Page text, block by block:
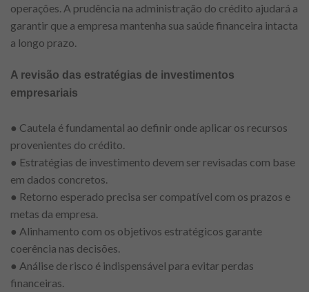
operações. A prudência na administração do crédito ajudará a
garantir que a empresa mantenha sua saúde financeira intacta
a longo prazo.
A revisão das estratégias de investimentos
empresariais
● Cautela é fundamental ao definir onde aplicar os recursos
provenientes do crédito.
● Estratégias de investimento devem ser revisadas com base
em dados concretos.
● Retorno esperado precisa ser compatível com os prazos e
metas da empresa.
● Alinhamento com os objetivos estratégicos garante
coerência nas decisões.
● Análise de risco é indispensável para evitar perdas
financeiras.